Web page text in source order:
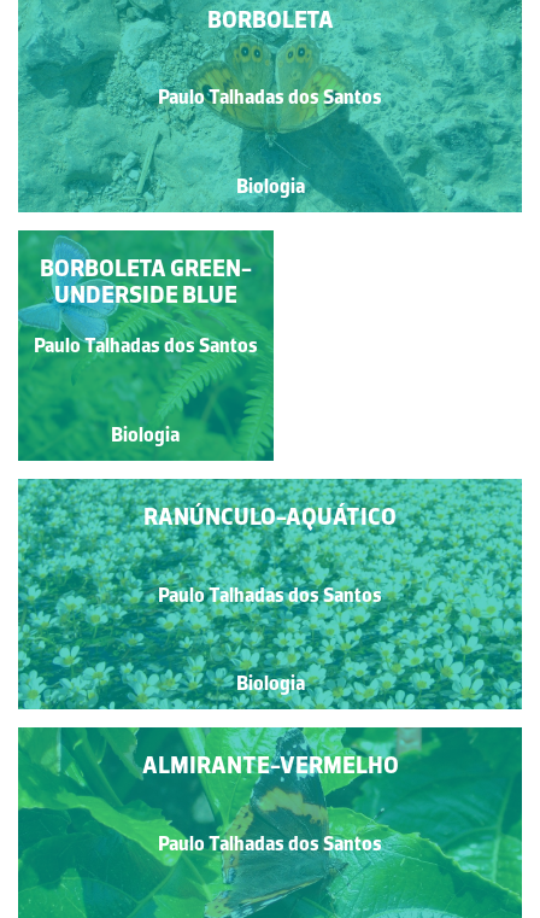
BORBOLETA
Paulo Talhadas dos Santos
Biologia
GREEN-UNDERSIDE
BLUE
Paulo Talhadas dos Santos
Biologia
RANÚNCULO-AQUÁTICO
Paulo Talhadas dos Santos
Biologia
BORBOLETA GREEN-
UNDERSIDE BLUE
Paulo Talhadas dos Santos
Biologia
ALMIRANTE-VERMELHO
Paulo Talhadas dos Santos